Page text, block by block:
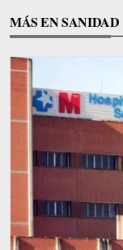
MÁS EN SANIDAD